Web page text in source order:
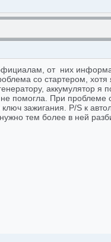
от них
со стартером,
аккумулятор я
помогла. При проблеме
зажигания. P/S к
тем более в ней